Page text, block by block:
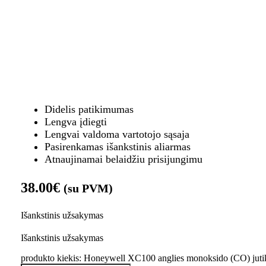
Didelis patikimumas
Lengva įdiegti
Lengvai valdoma vartotojo sąsaja
Pasirenkamas išankstinis aliarmas
Atnaujinamai belaidžiu prisijungimu
38.00€ (su PVM)
Išankstinis užsakymas
Išankstinis užsakymas
produkto kiekis: Honeywell XC100 anglies monoksido (CO)